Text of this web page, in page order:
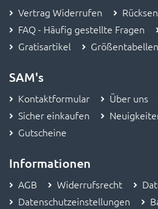
Vertrag Widerrufen
FAQ - Häufig gestellte Fragen
Gratisartikel
Größentabellen
SAM's
Kontaktformular Über uns
Sicher einkaufen
Gutscheine
Informationen
AGB Widerrufsrecht
Datenschutzeinstellungen